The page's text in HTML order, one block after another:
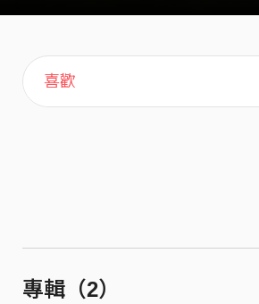
主頁
歌單
喜歡
關於
專輯（2）